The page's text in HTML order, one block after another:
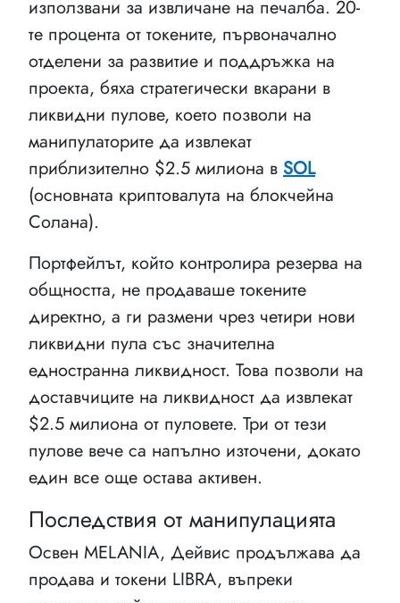
използвани за извличане на печалба. 20-
те процента от токените, първоначално
отделени за развитие и поддръжка на
проекта, бяха стратегически вкарани в
ликвидни пулове, което позволи на
манипулаторите да извлекат
приблизително $2.5 милиона в SOL
(основната криптовалута на блокчейна
Солана).
Портфейлът, който контролира резерва на
общността, не продаваше токените
директно, а ги размени чрез четири нови
ликвидни пула със значителна
едностранна ликвидност. Това позволи на
доставчиците на ликвидност да извлекат
$2.5 милиона от пуловете. Три от тези
пулове вече са напълно източени, докато
един все още остава активен.
Последствия от манипулацията
Освен MELANIA, Дейвис продължава да
продава и токени LIBRA, въпреки